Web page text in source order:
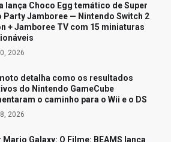
lança Choco Egg temático de Super
Party Jamboree — Nintendo Switch 2
+ Jamboree TV com 15 miniaturas
2026
detalha como os resultados
do Nintendo GameCube
o caminho para o Wii e o DS
2026
Mario Galaxy: O Filme: BEAMS lança